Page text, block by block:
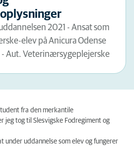
2021 - Ansat som
elev på Anicura Odense
Aut. Veterinærsygeplejerske
fra den merkantile
jeg tog til Slesvigske Fodregiment og
under uddannelse som elev og fungerer